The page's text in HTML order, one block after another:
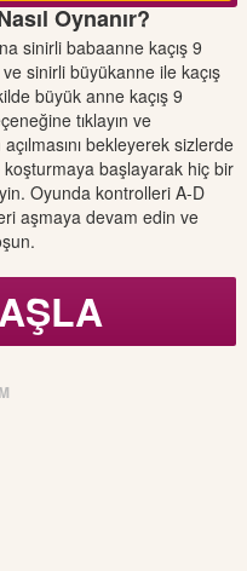
Oynanır?
sinirli babaanne kaçış 9
sinirli büyükanne ile kaçış
büyük anne kaçış 9
tıklayın ve
bekleyerek sizlerde
başlayarak hiç bir
Oyunda kontrolleri A-D
aşmaya devam edin ve